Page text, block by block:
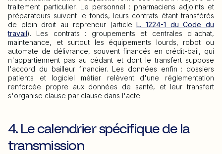
traitement particulier. Le personnel : pharmaciens adjoints et
préparateurs suivent le fonds, leurs contrats étant transférés
de plein droit au repreneur (articleL. 1224-1 du Code du
travail). Les contrats : groupements et centrales d'achat,
maintenance, et surtout les équipements lourds, robot ou
automate de délivrance, souvent financés en crédit-bail, qui
n'appartiennent pas au cédant et dont le transfert suppose
l'accord du bailleur financier. Les données enfin : dossiers
patients et logiciel métier relèvent d'une réglementation
renforcée propre aux données de santé, et leur transfert
s'organise clause par clause dans l'acte.
4. Le calendrier spécifique de la
transmission